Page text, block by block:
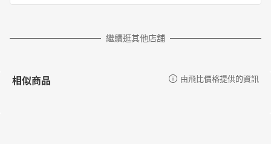
繼續逛其他店舖
相似商品 由飛比價格提供的資訊